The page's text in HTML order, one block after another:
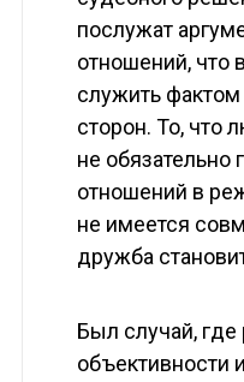
послужат
отношений, что
служить фактом
сторон. То, что
не обязательно
отношений в
не имеется
дружба
Был случай,
объективности